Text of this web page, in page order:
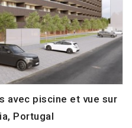
avec piscine et vue sur
Portugal